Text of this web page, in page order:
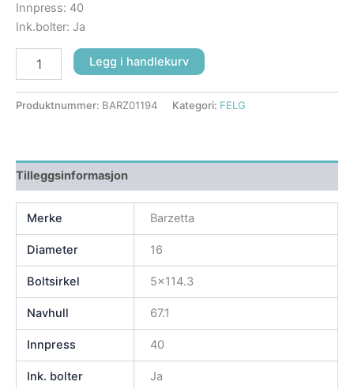
Innpress: 40
Ink.bolter: Ja
Legg i handlekurv
Produktnummer: BARZ01194 Kategori: FELG
Tilleggsinformasjon
Merke Barzetta
Diameter 16
Boltsirkel 5×114.3
Navhull 67.1
Innpress 40
Ink. bolter Ja